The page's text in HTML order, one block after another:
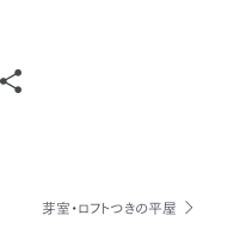
E
芽室・ロフトつきの平屋